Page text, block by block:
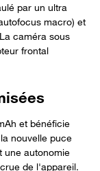
par un ultra
macro) et
caméra sous
frontal
et bénéficie
nouvelle puce
une autonomie
de l'appareil.